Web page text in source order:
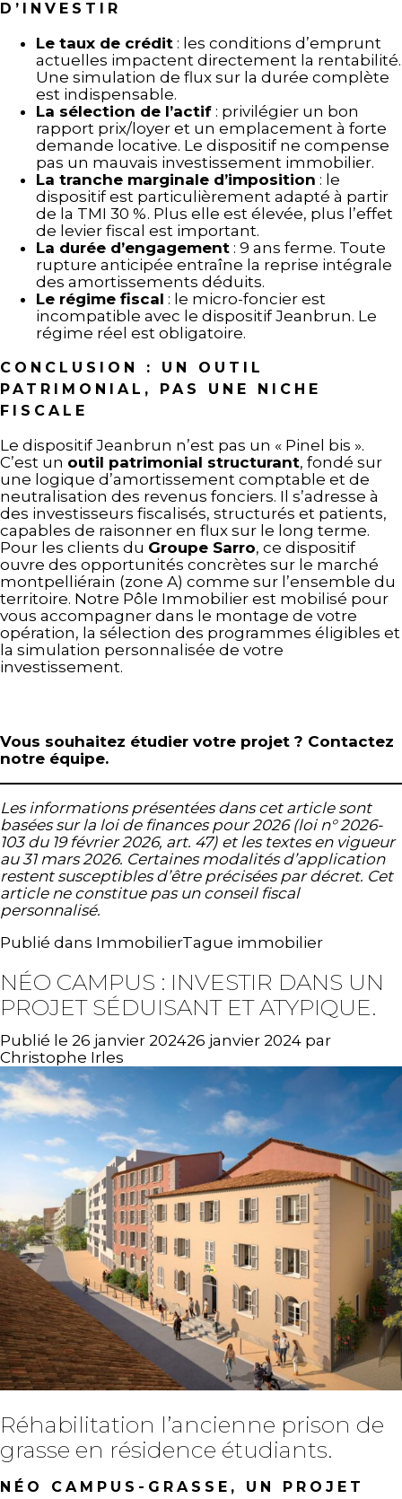
D’INVESTIR
Le taux de crédit : les conditions d’emprunt
actuelles impactent directement la rentabilité.
Une simulation de flux sur la durée complète
est indispensable.
La sélection de l’actif : privilégier un bon
rapport prix/loyer et un emplacement à forte
demande locative. Le dispositif ne compense
pas un mauvais investissement immobilier.
La tranche marginale d’imposition : le
dispositif est particulièrement adapté à partir
de la TMI 30 %. Plus elle est élevée, plus l’effet
de levier fiscal est important.
La durée d’engagement : 9 ans ferme. Toute
rupture anticipée entraîne la reprise intégrale
des amortissements déduits.
Le régime fiscal : le micro-foncier est
incompatible avec le dispositif Jeanbrun. Le
régime réel est obligatoire.
CONCLUSION : UN OUTIL
PATRIMONIAL, PAS UNE NICHE
FISCALE
Le dispositif Jeanbrun n’est pas un « Pinel bis ».
C’est un outil patrimonial structurant, fondé sur
une logique d’amortissement comptable et de
neutralisation des revenus fonciers. Il s’adresse à
des investisseurs fiscalisés, structurés et patients,
capables de raisonner en flux sur le long terme.
Pour les clients du Groupe Sarro, ce dispositif
ouvre des opportunités concrètes sur le marché
montpelliérain (zone A) comme sur l’ensemble du
territoire. Notre Pôle Immobilier est mobilisé pour
vous accompagner dans le montage de votre
opération, la sélection des programmes éligibles et
la simulation personnalisée de votre
investissement.
Vous souhaitez étudier votre projet ? Contactez
notre équipe.
Les informations présentées dans cet article sont
basées sur la loi de finances pour 2026 (loi n° 2026-
103 du 19 février 2026, art. 47) et les textes en vigueur
au 31 mars 2026. Certaines modalités d’application
restent susceptibles d’être précisées par décret. Cet
article ne constitue pas un conseil fiscal
personnalisé.
Publié dans ImmobilierTague immobilier
NÉO CAMPUS : INVESTIR DANS UN
PROJET SÉDUISANT ET ATYPIQUE.
Publié le 26 janvier 202426 janvier 2024 par
Christophe Irles
Réhabilitation l’ancienne prison de
grasse en résidence étudiants.
NÉO CAMPUS-GRASSE, UN PROJET